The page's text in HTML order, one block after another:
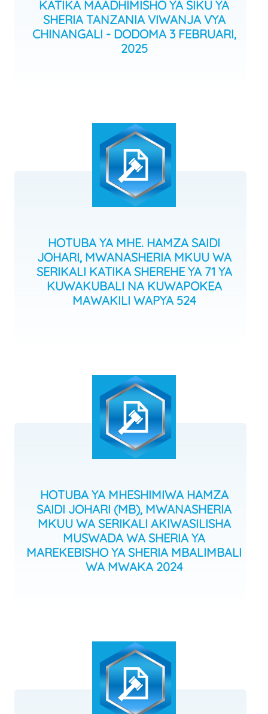
KATIKA MAADHIMISHO YA SIKU YA
SHERIA TANZANIA VIWANJA VYA
CHINANGALI - DODOMA 3 FEBRUARI,
2025
HOTUBA YA MHE. HAMZA SAIDI
JOHARI, MWANASHERIA MKUU WA
SERIKALI KATIKA SHEREHE YA 71 YA
KUWAKUBALI NA KUWAPOKEA
MAWAKILI WAPYA 524
HOTUBA YA MHESHIMIWA HAMZA
SAIDI JOHARI (MB), MWANASHERIA
MKUU WA SERIKALI AKIWASILISHA
MUSWADA WA SHERIA YA
MAREKEBISHO YA SHERIA MBALIMBALI
WA MWAKA 2024